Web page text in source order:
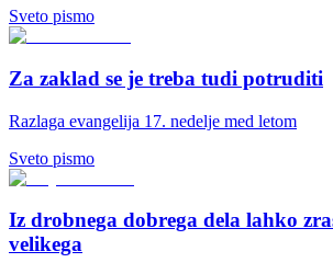
Sveto pismo
Za zaklad se je treba tudi potruditi
Razlaga evangelija 17. nedelje med letom
Sveto pismo
Iz drobnega dobrega dela lahko
velikega